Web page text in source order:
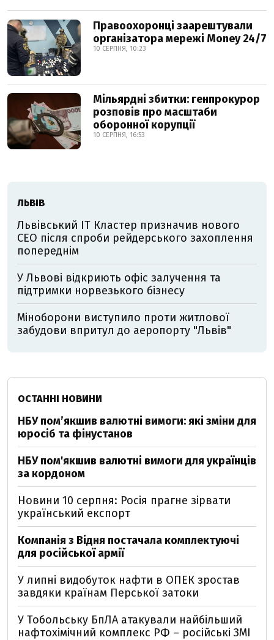
Правоохоронці заарештували
організатора мережі Money 24/7
10 СЕРПНЯ, 10:23
Мільярдні збитки: генпрокурор
розповів про масштаби
оборонної корупції
10 СЕРПНЯ, 16:53
ЛЬВІВ
Львівський IT Кластер призначив нового
CEO після спроби рейдерського захоплення
попереднім
У Львові відкриють офіс залучення та
підтримки норвезького бізнесу
Міноборони виступило проти житлової
забудови впритул до аеропорту "Львів"
ОСТАННІ НОВИНИ
НБУ пом’якшив валютні вимоги: які зміни для
юросіб та фінустанов
НБУ пом'якшив валютні вимоги для українців
за кордоном
Новини 10 серпня: Росія прагне зірвати
український експорт
Компанія з Відня постачала комплектуючі
для російської армії
У липні видобуток нафти в ОПЕК зростав
завдяки країнам Перської затоки
У Тобольську БпЛА атакували найбільший
нафтохімічний комплекс РФ – російські ЗМІ